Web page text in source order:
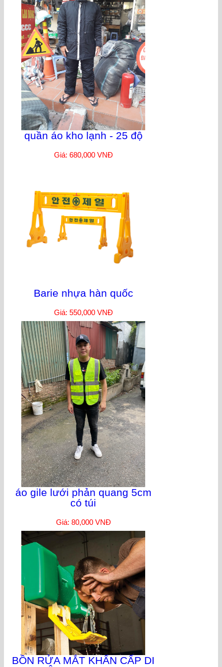
quần áo kho lạnh - 25 độ
Giá: 680,000 VNĐ
Barie nhựa hàn quốc
Giá: 550,000 VNĐ
áo gile lưới phản quang 5cm
có túi
Giá: 80,000 VNĐ
BỒN RỬA MẮT KHẨN CẤP DI